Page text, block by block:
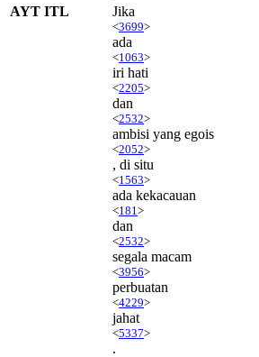
AYT ITL
Jika
<3699>
ada
<1063>
iri hati
<2205>
dan
<2532>
ambisi yang egois
<2052>
, di situ
<1563>
ada kekacauan
<181 >
dan
<2532>
segala macam
<3956>
perbuatan
<4229>
jahat
<5337>
.